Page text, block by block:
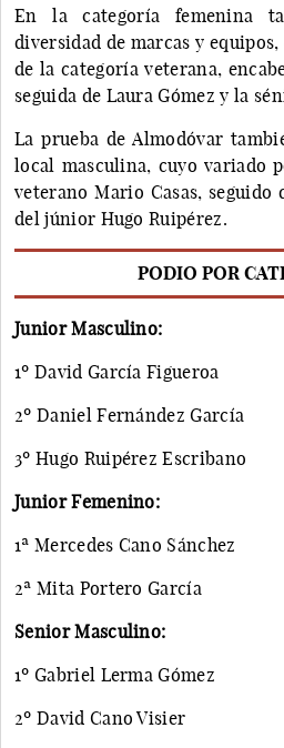
En la categoría femenina
diversidad de marcas y
de la categoría veterana,
seguida de Laura Gómez y la
La prueba de Almodóvar
local masculina, cuyo variado
veterano Mario Casas, seguido
del júnior Hugo Ruipérez.
PODIO POR
Junior Masculino:
1º David García Figueroa
2º Daniel Fernández García
3º Hugo Ruipérez Escribano
Junior Femenino:
1ª Mercedes Cano Sánchez
2ª Mita Portero García
Senior Masculino:
1º Gabriel Lerma Gómez
2º David Cano Visier